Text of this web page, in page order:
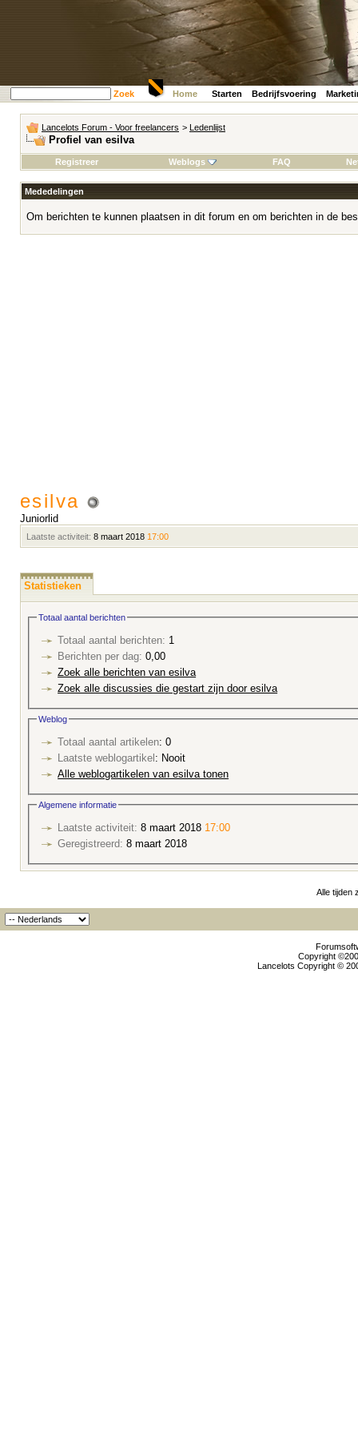
Zoek Home Starten Bedrijfsvoering
Lancelots Forum - Voor freelancers > Ledenlijst
Profiel van esilva
Registreer Weblogs FAQ
Mededelingen
Om berichten te kunnen plaatsen in dit forum en om berichten in de
esilva
Juniorlid
Laatste activiteit: 8 maart 2018 17:00
Statistieken
Totaal aantal berichten
Totaal aantal berichten: 1
Berichten per dag: 0,00
Zoek alle berichten van esilva
Zoek alle discussies die gestart zijn door esilva
Weblog
Totaal aantal artikelen: 0
Laatste weblogartikel
: Nooit
Alle weblogartikelen van esilva tonen
Algemene informatie
Laatste activiteit: 8 maart 2018 17:00
Geregistreerd: 8 maart 2018
Alle tijden
Copyright
Lancelots Copyright ©